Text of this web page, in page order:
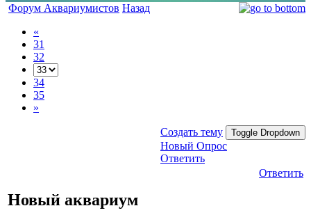
Форум Аквариумистов Назад
«
31
32
34
35
»
Создать тему Toggle Dropdown
Новый Опрос
Ответить
Ответить
Новый аквариум